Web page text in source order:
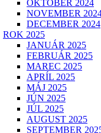
OKTÓBER 2024
NOVEMBER
DECEMBER 2024
ROK 2025
JANUÁR 2025
FEBRUÁR 2025
MAREC 2025
APRÍL 2025
MÁJ 2025
JÚN 2025
JÚL 2025
AUGUST 2025
SEPTEMBER